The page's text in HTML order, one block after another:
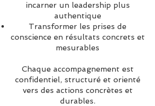
incarner un leadership plus
authentique
Transformer les prises de
conscience en résultats concrets et
mesurables
Chaque accompagnement est
confidentiel, structuré et orienté
vers des actions concrètes et
durables.